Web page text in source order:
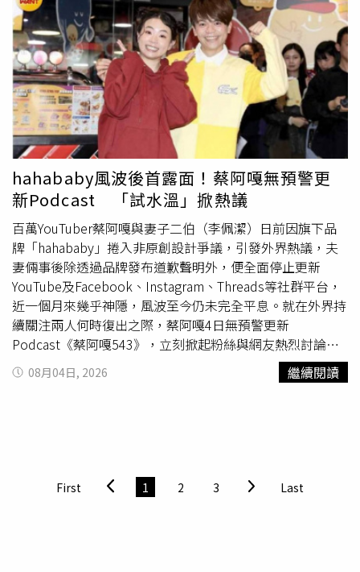
整體準備專輯與舞台，心中充滿感動與期待。SEULGI也提
到，歷經各自的個人活動後，成員們都累積了更多經驗與實
力，希望將更加成熟的Red Velvet色彩融入新專輯。YERI則
表示，希望《Velvet Summer》能成為送給粉絲的一份禮
物，陪伴大家度過炎熱夏天，也回應一路以來的支持與等
待。談到新專輯，WENDY分享，夏天除了熱情奔放的一
面，也有適合放慢步調、悠閒享受時光的時刻，因此
《Velvet Summer》與主打歌〈Surfin' Boy〉便以慵懶且成
熟的夏日感性為主軸，希望透過這張作品，自然展現Red
Velvet更加成熟且多元的音樂魅力。特別的是，此次主打歌
〈Surfin' Boy〉由成員JOY親自包辦作詞。JOY表示，透過
〈Surfin' Boy〉，她將一直以來想對Red Velvet與粉絲們傳
達的心意完整寫進歌詞中，希望透過歌曲傳達，每一次重
逢，都能一起創造比過去更加美好、更加珍貴的回憶，也希
望粉絲們能感受到自己對Red Velvet以及ReVeluv真摯的珍
惜與愛。JOY也分享，當得知自己創作的歌詞獲選為主打歌
歌詞後，SEULGI還特地傳訊息鼓勵她，稱讚她細心考量適
合演唱的咬字與發音，因此才能寫出如此出色的歌詞，這番
肯定也讓她感動得差點落淚。主打歌〈Surfin' Boy〉融合慵
懶的Bossa Nova吉他、悠閒的雷鬼節奏與充滿律動感的
曲，這次則呼應專輯《Velvet Summer》的概念，融入更具
「Velvet」氣息、柔和且成熟的夏日感性，不是正午豔陽下
hahababy風波後首露面！蔡阿嘎無預警更
新Podcast 「試水溫」掀熱議
百萬YouTuber蔡阿嘎與妻子二伯（李佩潔）日前因旗下品
牌「hahababy」捲入非原創設計爭議，引發外界熱議，夫
妻倆事後除透過品牌發布道歉聲明外，便全面停止更新
YouTube及Facebook、Instagram、Threads等社群平台，
近一個月來幾乎神隱，風波至今仍未完全平息。就在外界持
續關注兩人何時復出之際，蔡阿嘎4日無預警更新
Podcast《蔡阿嘎543》，立刻掀起粉絲與網友熱烈討論。
最新一集Podcast邀請久違未露面的「藏鏡人」擔任來賓，
節目中分享身為二寶媽的日常，並聊到老公、婆婆等家庭話
軍」立即掀起熱烈回響，不少支持者留言表示「好想念嘎
哥」、「終於更新了，上班的陪伴回來了」、「精神糧食終
08月04日, 2026 繼續閱讀
First 1 2 3 Last